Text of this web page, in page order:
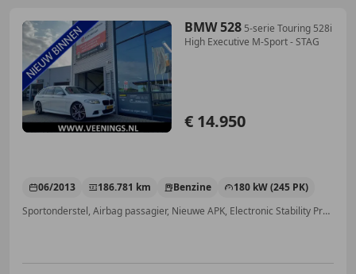
BMW 528 5-serie Touring 528i
High Executive M-Sport - STAG
€ 14.950
06/2013 186.781 km Benzine
180 kW (245 PK)
Sportonderstel, Airbag passagier, Nieuwe APK, Electronic Stability Program, Parkeerhulp met camera, Sportstoelen, Stoelverwarming, Bluetooth